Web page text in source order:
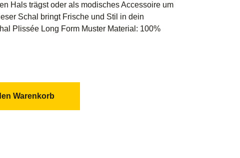
Hals trägst oder als modisches Accessoire um
Schal bringt Frische und Stil in dein
Plissée Long Form Muster Material: 100%
Warenkorb